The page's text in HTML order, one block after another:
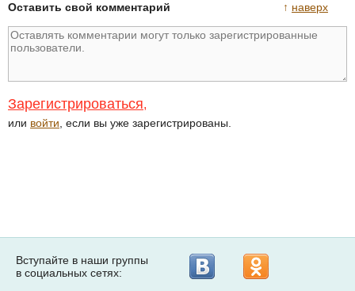
↑ наверх
Оставить свой комментарий
Зарегистрироваться,
или войти , если вы уже зарегистрированы.
Вступайте в наши группы
в социальных сетях: